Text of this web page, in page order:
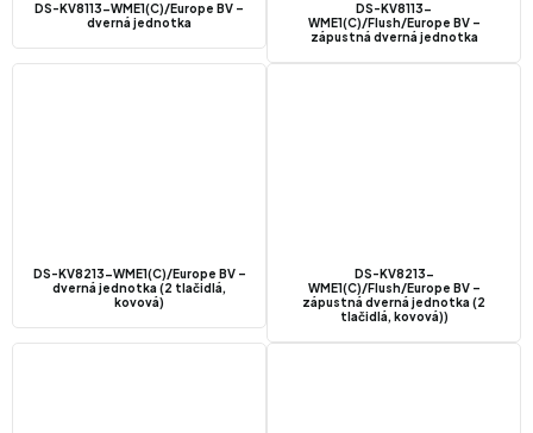
DS-KV8113-WME1(C)/Europe BV –
dverná jednotka
DS-KV8113-
WME1(C)/Flush/Europe BV –
zápustná dverná jednotka
DS-KV8213-WME1(C)/Europe BV –
dverná jednotka (2 tlačidlá,
kovová)
DS-KV8213-
WME1(C)/Flush/Europe BV –
zápustná dverná jednotka (2
tlačidlá, kovová))